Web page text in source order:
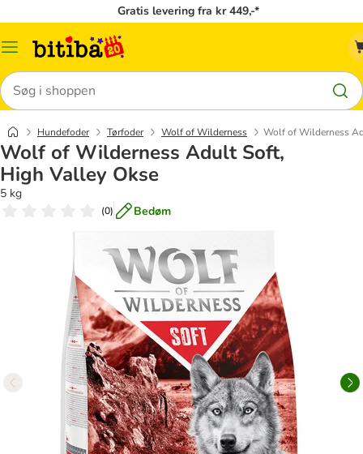
Gratis levering fra kr 449,-*
Menu
Søg
Hundefoder Tørfoder Wolf of Wilderness Wolf of Wilderness
Wolf of Wilderness Adult Soft,
High Valley Okse
5 kg
(0) Bedøm